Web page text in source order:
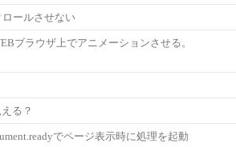
ールさせない
ブラウザ上でアニメーションさせる。
る？
でページ表示時に処理を起動